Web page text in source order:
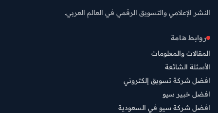
النشر الإعلامي والتسويق الرقمي في العالم العربي.
روابط هامة
المقالات والمعلومات
الأسئلة الشائعة
افضل شركة تسويق إلكتروني
افضل خبير سيو
افضل شركة سيو في السعودية